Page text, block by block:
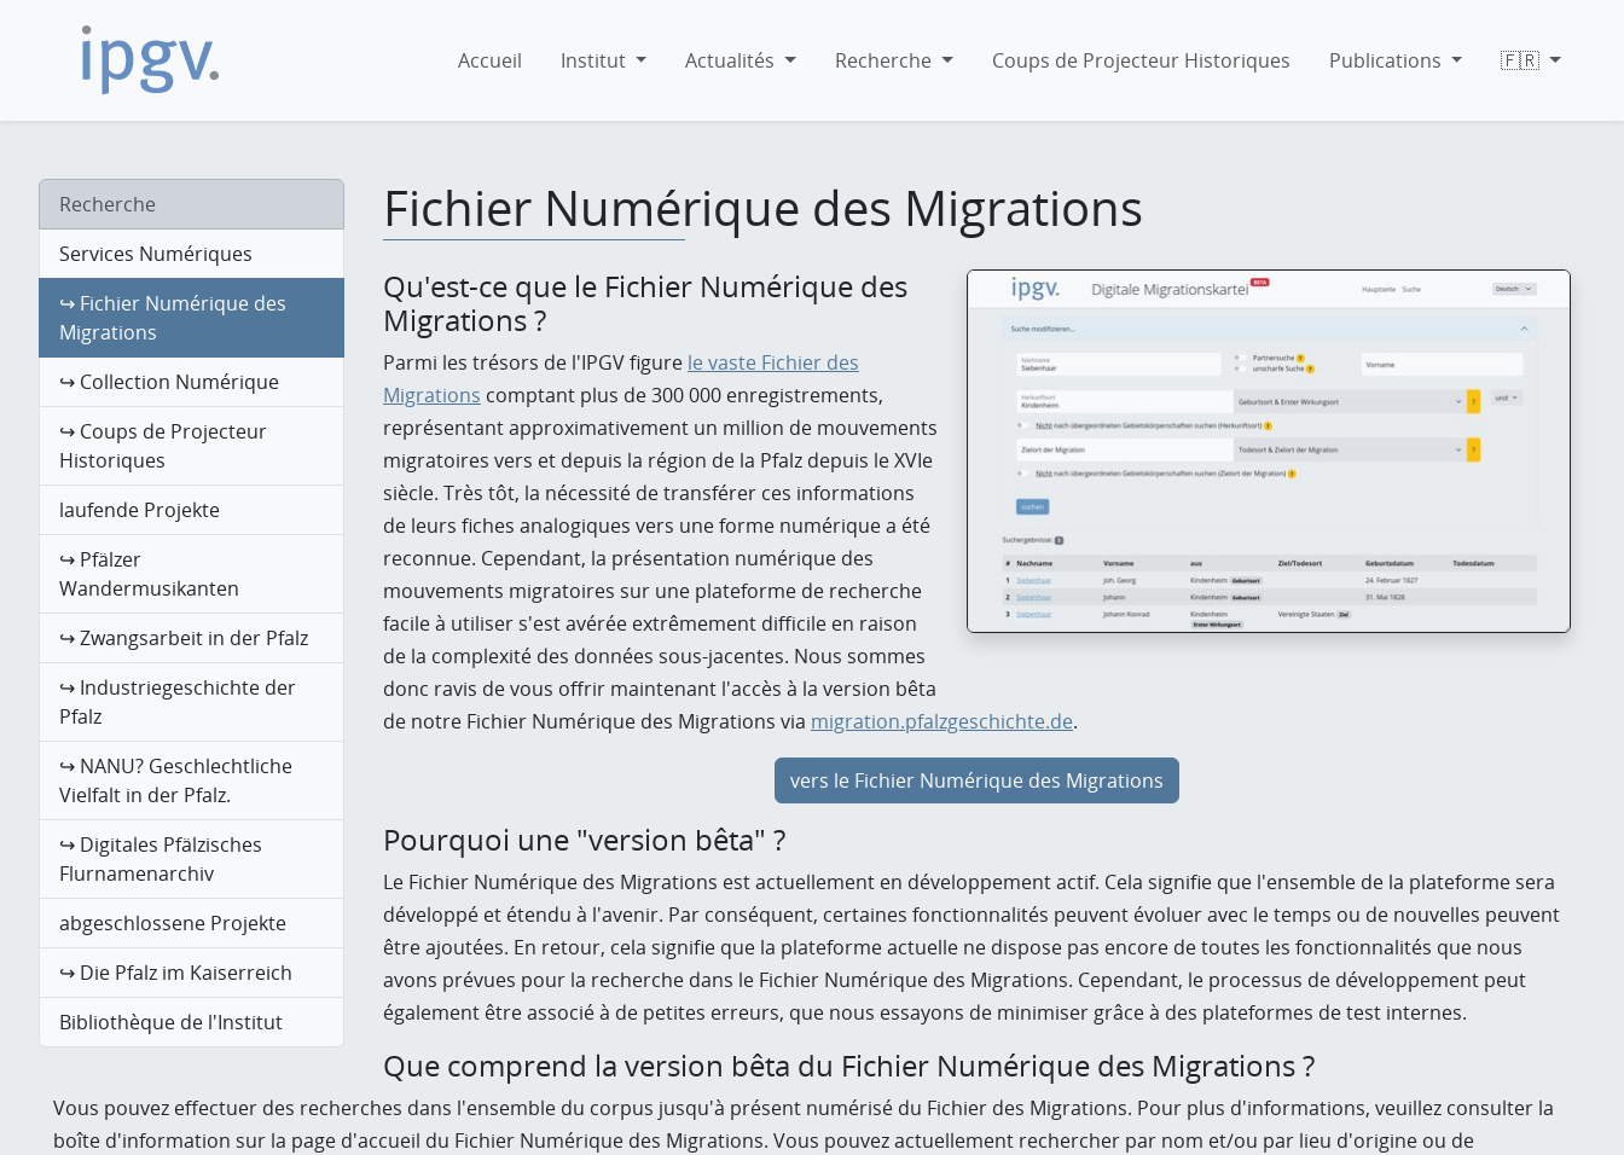
Accueil Institut Actualités Recherche Coups de Projecteur Historiques Publications 🇫🇷
Recherche
Services Numériques
↪ Fichier Numérique des
Migrations
↪ Collection Numérique
↪ Coups de Projecteur
Historiques
laufende Projekte
↪ Pfälzer
Wandermusikanten
↪ Zwangsarbeit in der Pfalz
↪ Industriegeschichte der
Pfalz
↪ NANU? Geschlechtliche
Vielfalt in der Pfalz.
↪ Digitales Pfälzisches
Flurnamenarchiv
abgeschlossene Projekte
↪ Die Pfalz im Kaiserreich
Bibliothèque de l'Institut
Fichier Numérique des Migrations
Qu'est-ce que le Fichier Numérique des
Migrations ?
Parmi les trésors de l'IPGV figure le vaste Fichier des
Migrations comptant plus de 300 000 enregistrements,
représentant approximativement un million de mouvements
migratoires vers et depuis la région de la Pfalz depuis le XVIe
siècle. Très tôt, la nécessité de transférer ces informations
de leurs fiches analogiques vers une forme numérique a été
reconnue. Cependant, la présentation numérique des
mouvements migratoires sur une plateforme de recherche
facile à utiliser s'est avérée extrêmement difficile en raison
de la complexité des données sous-jacentes. Nous sommes
donc ravis de vous offrir maintenant l'accès à la version bêta
de notre Fichier Numérique des Migrations via migration.pfalzgeschichte.de.
vers le Fichier Numérique des Migrations
Pourquoi une "version bêta" ?
Le Fichier Numérique des Migrations est actuellement en développement actif. Cela signifie que l'ensemble de la plateforme sera
développé et étendu à l'avenir. Par conséquent, certaines fonctionnalités peuvent évoluer avec le temps ou de nouvelles peuvent
être ajoutées. En retour, cela signifie que la plateforme actuelle ne dispose pas encore de toutes les fonctionnalités que nous
avons prévues pour la recherche dans le Fichier Numérique des Migrations. Cependant, le processus de développement peut
également être associé à de petites erreurs, que nous essayons de minimiser grâce à des plateformes de test internes.
Que comprend la version bêta du Fichier Numérique des Migrations ?
Vous pouvez effectuer des recherches dans l'ensemble du corpus jusqu'à présent numérisé du Fichier des Migrations. Pour plus d'informations, veuillez consulter la
boîte d'information sur la page d'accueil du Fichier Numérique des Migrations. Vous pouvez actuellement rechercher par nom et/ou par lieu d'origine ou de